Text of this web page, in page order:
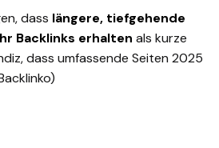
dass längere, tiefgehende
Backlinks erhalten als kurze
dass umfassende Seiten 2025